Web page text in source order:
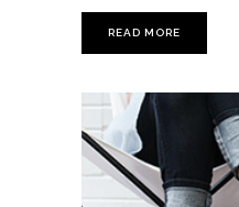
READ MORE